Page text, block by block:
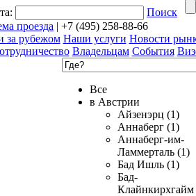
Поиск
проезда | +7 (495) 258-88-66
за рубежом Наши услуги Новости
Владельцам События
Все
в Австрии
Айзенэрц (1)
Аннаберг (1)
Аннаберг-им-
Ламмерталь (1)
Бад Ишль (1)
Бад-
Клайнкирхгайм